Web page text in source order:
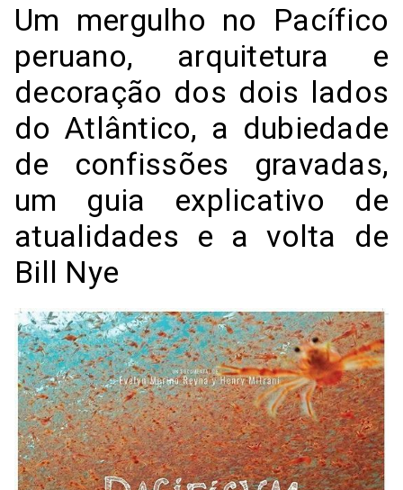
Um mergulho no Pacífico
peruano, arquitetura e
decoração dos dois lados
do Atlântico, a dubiedade
de confissões gravadas,
um guia explicativo de
atualidades e a volta de
Bill Nye